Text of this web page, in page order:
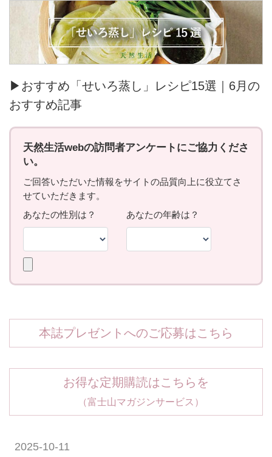
▶おすすめ「せいろ蒸し」レシピ15選｜6月の
おすすめ記事
本誌プレゼントへのご応募はこちら
お得な定期購読はこちらを
（富士山マガジンサービス）
2025-10-11